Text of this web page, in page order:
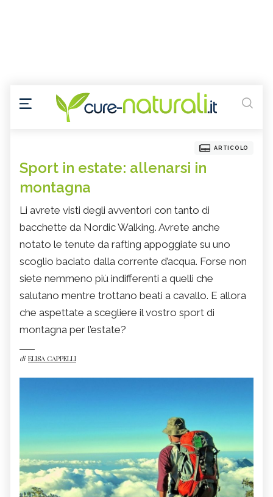
ARTICOLO
Sport in estate: allenarsi in
montagna
Li avrete visti degli avventori con tanto di
bacchette da Nordic Walking. Avrete anche
notato le tenute da rafting appoggiate su uno
scoglio baciato dalla corrente d’acqua. Forse non
siete nemmeno più indifferenti a quelli che
salutano mentre trottano beati a cavallo. E allora
che aspettate a scegliere il vostro sport di
montagna per l’estate?
di ELISA CAPPELLI